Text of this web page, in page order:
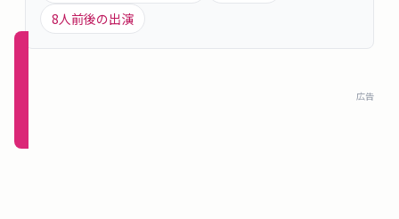
新規
8人前後の出演
広告